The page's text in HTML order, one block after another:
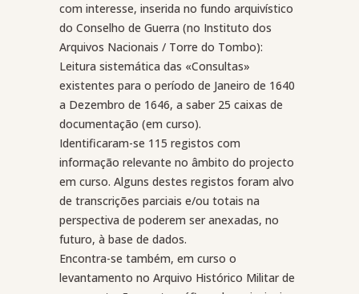
com interesse, inserida no fundo arquivístico
do Conselho de Guerra (no Instituto dos
Arquivos Nacionais / Torre do Tombo):
Leitura sistemática das «Consultas»
existentes para o período de Janeiro de 1640
a Dezembro de 1646, a saber 25 caixas de
documentação (em curso).
Identificaram-se 115 registos com
informação relevante no âmbito do projecto
em curso. Alguns destes registos foram alvo
de transcrições parciais e/ou totais na
perspectiva de poderem ser anexadas, no
futuro, à base de dados.
Encontra-se também, em curso o
levantamento no Arquivo Histórico Militar de